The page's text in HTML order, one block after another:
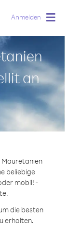
Anmelden
an
Mauretanien
beliebige
mobil! -
die besten
erhalten.